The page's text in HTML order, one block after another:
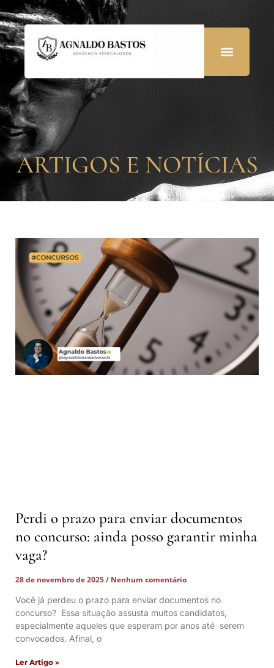
ARTIGOS E NOTÍCIAS
Perdi o prazo para enviar documentos
no concurso: ainda posso garantir minha
vaga?
28 de novembro de 2025
Nenhum comentário
Você já perdeu o prazo para enviar documentos no
concurso? Essa situação assusta muitos candidatos,
especialmente aqueles que esperam por anos até serem
convocados. Afinal, o
Ler Artigo »